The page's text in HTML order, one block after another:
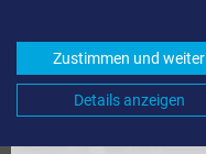
Komfortabel
Zustimmen und weiter
Details anzeigen